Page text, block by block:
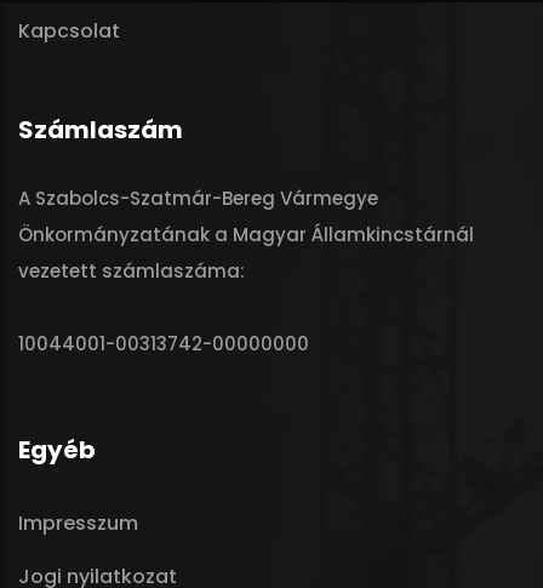
Kapcsolat
Számlaszám
A Szabolcs-Szatmár-Bereg Vármegye
Önkormányzatának a Magyar Államkincstárnál
vezetett számlaszáma:
10044001-00313742-00000000
Egyéb
Impresszum
Jogi nyilatkozat